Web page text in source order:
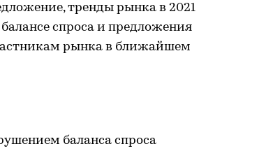
тренды рынка в 2021
спроса и предложения
рынка в ближайшем
баланса спроса